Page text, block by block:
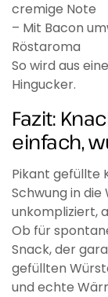
cremige Note
– Mit Bacon
Röstaroma
So wird aus
Hingucker.
Fazit:
einfach,
Pikant gefüllte
Schwung in die
unkompliziert,
Ob für
Snack, der
gefüllten
und echte